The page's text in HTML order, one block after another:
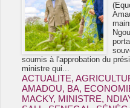
soumis à l'approbation du
ministre qui...
ACTUALITE,
AMADOU, BA,
MACKY, MINISTRE,